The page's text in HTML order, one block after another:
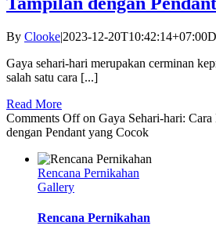
By Clooke|2023-12-20T10:42:14+07:00
Gaya sehari-hari merupakan cerminan
salah satu cara [...]
Read More
Comments Offon Gaya Sehari-hari:
dengan Pendant yang Cocok
Rencana Pernikahan
Gallery
Rencana Pernikahan